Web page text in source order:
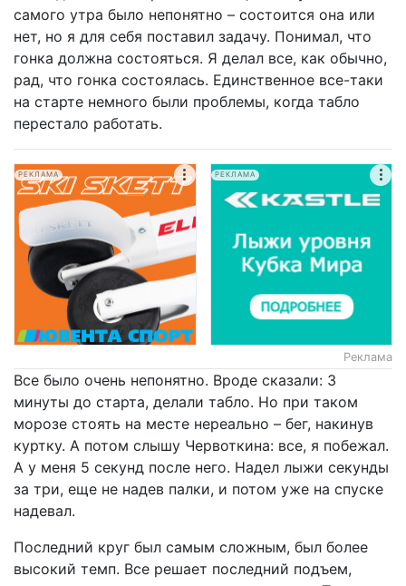
самого утра было непонятно – состоится она или
нет, но я для себя поставил задачу. Понимал, что
гонка должна состояться. Я делал все, как обычно,
рад, что гонка состоялась. Единственное все-таки
на старте немного были проблемы, когда табло
перестало работать.
РЕКЛАМА РЕКЛАМА
Реклама
Все было очень непонятно. Вроде сказали: 3
минуты до старта, делали табло. Но при таком
морозе стоять на месте нереально – бег, накинув
куртку. А потом слышу Червоткина: все, я побежал.
А у меня 5 секунд после него. Надел лыжи секунды
за три, еще не надев палки, и потом уже на спуске
надевал.
Последний круг был самым сложным, был более
высокий темп. Все решает последний подъем,